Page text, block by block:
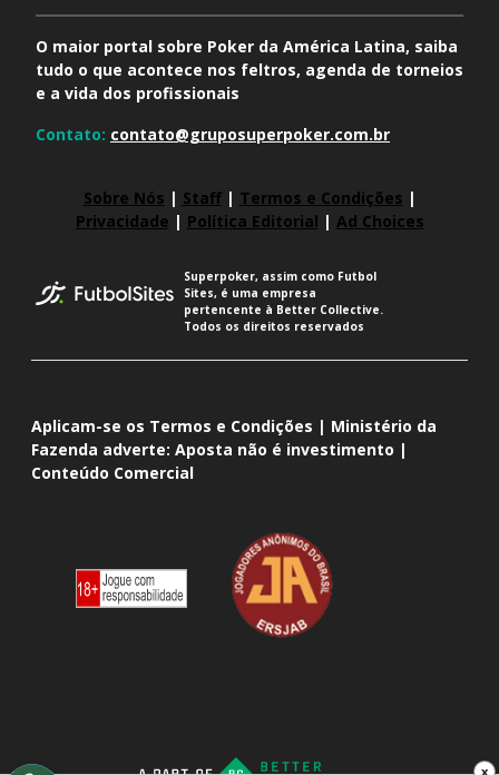
x
O maior portal sobre Poker da América Latina, saiba
tudo o que acontece nos feltros, agenda de torneios
e a vida dos profissionais
Contato: contato@gruposuperpoker.com.br
Sobre Nós | Staff| Termos e Condições |
Privacidade | Política Editorial | Ad Choices
Superpoker, assim como Futbol
Sites, é uma empresa
pertencente à Better Collective.
Todos os direitos reservados
Aplicam-se os Termos e Condições | Ministério da
Fazenda adverte: Aposta não é investimento |
Conteúdo Comercial